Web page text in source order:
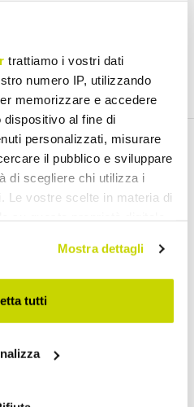
trattiamo i vostri dati
numero IP, utilizzando
memorizzare e accedere
al fine di
personalizzati, misurare
il pubblico e sviluppare
di scegliere chi utilizza i
Le vostre scelte in materia di
consenso in qualsiasi
sui cookie o facendo clic
privacy.
sulla tua posizione
Mostra dettagli
tutti
Join us
products